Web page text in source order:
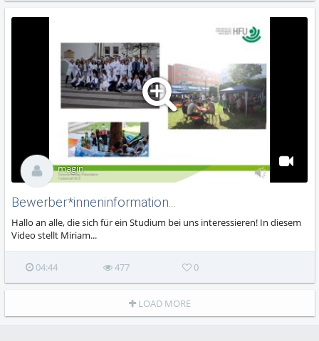
Bewerber*inneninformation...
Hallo an alle, die sich für ein Studium bei uns interessieren! In diesem
Video stellt Miriam...
magin
04:44 477 0
LOAD MORE